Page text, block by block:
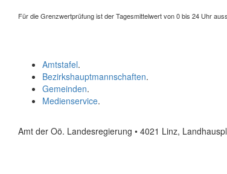
Für die Grenzwertprüfung ist der Tagesmittelwert von 0 bis 24 Uhr
Amtstafel.
Bezirkshauptmannschaften.
Gemeinden.
Medienservice.
Amt der Oö. Landesregierung • 4021 Linz,